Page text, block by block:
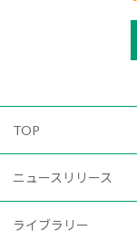
TOP
ニュースリリース
ライブラリー